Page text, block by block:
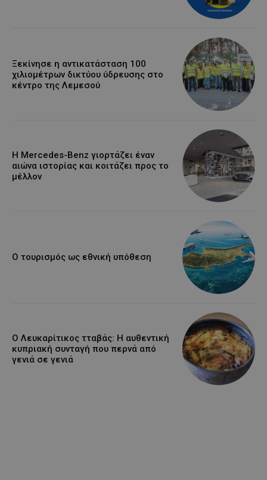
Ξεκίνησε η αντικατάσταση 100
χιλιομέτρων δικτύου ύδρευσης στο
κέντρο της Λεμεσού
Η Mercedes-Benz γιορτάζει έναν
αιώνα ιστορίας και κοιτάζει προς το
μέλλον
Ο τουρισμός ως εθνική υπόθεση
Ο Λευκαρίτικος τταβάς: Η αυθεντική
κυπριακή συνταγή που περνά από
γενιά σε γενιά